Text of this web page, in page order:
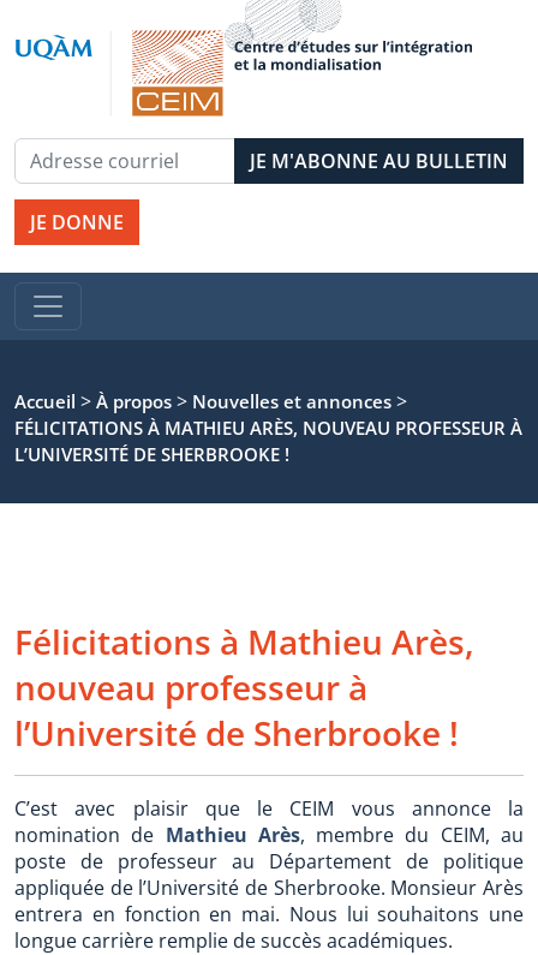
JE DONNE
Accueil > À propos > Nouvelles et annonces >
FÉLICITATIONS À MATHIEU ARÈS, NOUVEAU PROFESSEUR À
L’UNIVERSITÉ DE SHERBROOKE !
Félicitations à Mathieu Arès,
nouveau professeur à
l’Université de Sherbrooke !
C’est avec plaisir que le CEIM vous annonce la
nomination de Mathieu Arès, membre du CEIM, au
poste de professeur au Département de politique
appliquée de l’Université de Sherbrooke. Monsieur Arès
entrera en fonction en mai. Nous lui souhaitons une
longue carrière remplie de succès académiques.